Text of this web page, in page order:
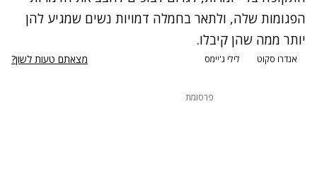
הפגומות שלה, ולתאר בחמלה דמויות נשים שמגיע להן
יותר ממה שהן קיבלו.
אנדרו סקוט לילי ג'יימס מצאתם טעות לשון?
פרסומת